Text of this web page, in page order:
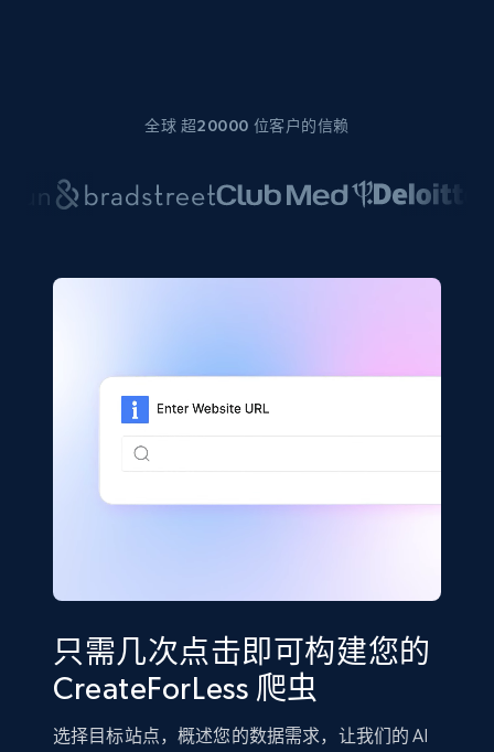
全球 超20000 位客户的信赖
只需几次点击即可构建您的
CreateForLess 爬虫
选择目标站点，概述您的数据需求，让我们的 AI